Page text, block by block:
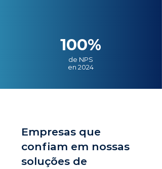
100%
de NPS
en 2024
Empresas que
confiam em nossas
soluções de